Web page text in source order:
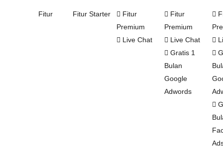
Fitur Fitur Starter
Fitur
Premium
Live Chat
Fitur
Premium
Live Chat
Gratis 1
Bulan
Google
Adwords